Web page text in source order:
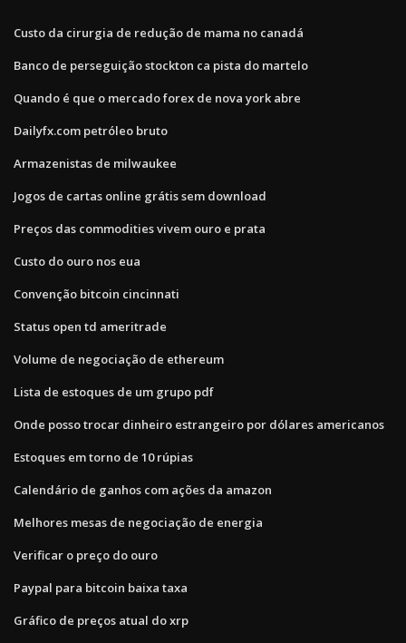
Custo da cirurgia de redução de mama no canadá
Banco de perseguição stockton ca pista do martelo
Quando é que o mercado forex de nova york abre
Dailyfx.com petróleo bruto
Armazenistas de milwaukee
Jogos de cartas online grátis sem download
Preços das commodities vivem ouro e prata
Custo do ouro nos eua
Convenção bitcoin cincinnati
Status open td ameritrade
Volume de negociação de ethereum
Lista de estoques de um grupo pdf
Onde posso trocar dinheiro estrangeiro por dólares americanos
Estoques em torno de 10 rúpias
Calendário de ganhos com ações da amazon
Melhores mesas de negociação de energia
Verificar o preço do ouro
Paypal para bitcoin baixa taxa
Gráfico de preços atual do xrp